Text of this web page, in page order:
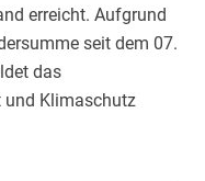
erreicht. Aufgrund
seit dem 07.
das
Klimaschutz